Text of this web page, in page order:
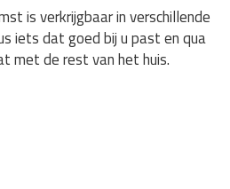
is verkrijgbaar in verschillende
iets dat goed bij u past en qua
met de rest van het huis.